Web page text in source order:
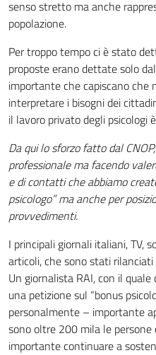
senso stretto ma anche
popolazione.
Per troppo tempo ci è stato
proposte erano dettate solo
importante che capiscano
interpretare i bisogni dei
il lavoro privato degli psicologi
Da qui lo sforzo fatto dal
professionale ma facendo
e di contatti che abbiamo
psicologo” ma anche per
provvedimenti.
I principali giornali italiani, TV,
articoli, che sono stati
Un giornalista RAI, con il
una petizione sul “bonus
personalmente – importante
sono oltre 200 mila le persone
importante continuare a